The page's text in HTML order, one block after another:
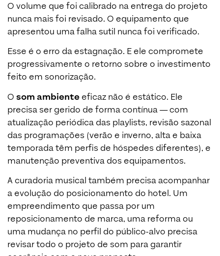
O volume que foi calibrado na entrega do projeto
nunca mais foi revisado. O equipamento que
apresentou uma falha sutil nunca foi verificado.
Esse é o erro da estagnação. E ele compromete
progressivamente o retorno sobre o investimento
feito em sonorização.
O som ambiente eficaz não é estático. Ele
precisa ser gerido de forma contínua — com
atualização periódica das playlists, revisão sazonal
das programações (verão e inverno, alta e baixa
temporada têm perfis de hóspedes diferentes), e
manutenção preventiva dos equipamentos.
A curadoria musical também precisa acompanhar
a evolução do posicionamento do hotel. Um
empreendimento que passa por um
reposicionamento de marca, uma reforma ou
uma mudança no perfil do público-alvo precisa
revisar todo o projeto de som para garantir